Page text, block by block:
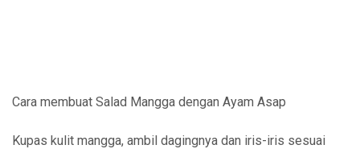
Cara membuat Salad Mangga dengan Ayam Asap
Kupas kulit mangga, ambil dagingnya dan iris-iris sesuai